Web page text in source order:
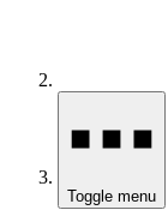
Toggle menu